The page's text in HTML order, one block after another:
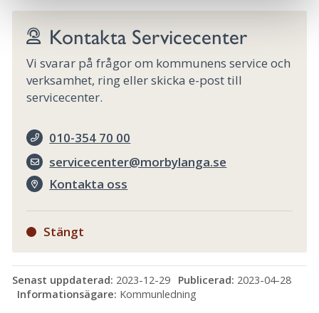
Kontakta Servicecenter
Vi svarar på frågor om kommunens service och
verksamhet, ring eller skicka e-post till
servicecenter.
010-354 70 00
servicecenter@morbylanga.se
Kontakta oss
Stängt
Senast uppdaterad: 2023-12-29 Publicerad: 2023-04-28
Informationsägare: Kommunledning